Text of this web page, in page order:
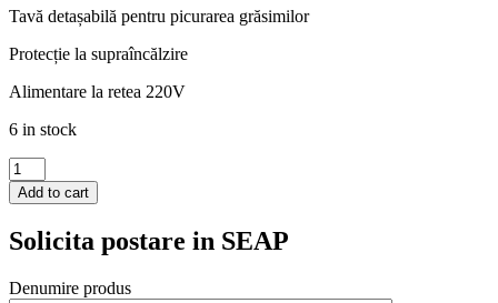
Tavă detașabilă pentru picurarea grăsimilor
Protecție la supraîncălzire
Alimentare la retea 220V
6 in stock
Aparat
vafe
Inima
Add to cart
Solicita postare in SEAP
Denumire produs